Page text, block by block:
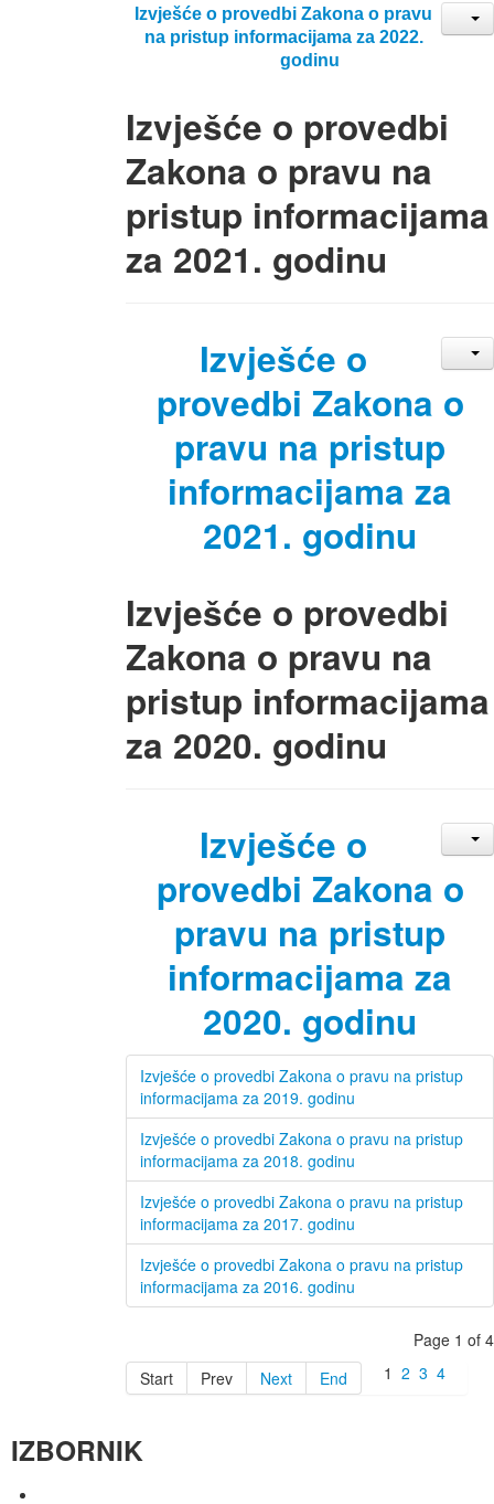
Izvješće o provedbi Zakona o pravu
na pristup informacijama za 2022.
godinu
Izvješće o provedbi
Zakona o pravu na
pristup informacijama
za 2021. godinu
Izvješće o
provedbi Zakona o
pravu na pristup
informacijama za
2021. godinu
Izvješće o provedbi
Zakona o pravu na
pristup informacijama
za 2020. godinu
Izvješće o
provedbi Zakona o
pravu na pristup
informacijama za
2020. godinu
Izvješće o provedbi Zakona o pravu na pristup
informacijama za 2019. godinu
Izvješće o provedbi Zakona o pravu na pristup
informacijama za 2018. godinu
Izvješće o provedbi Zakona o pravu na pristup
informacijama za 2017. godinu
Izvješće o provedbi Zakona o pravu na pristup
informacijama za 2016. godinu
Page 1 of 4
Start
Prev 1 2 3 4
Next End
IZBORNIK